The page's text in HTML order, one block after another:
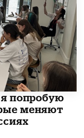
я попробую
меняют